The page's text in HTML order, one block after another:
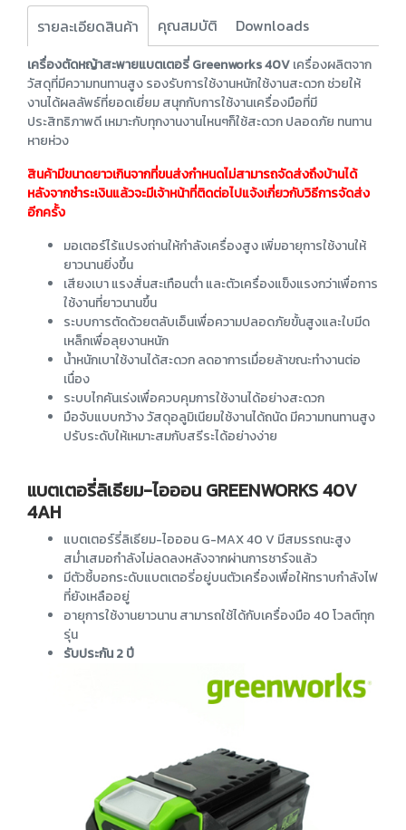
รายละเอียดสินค้า คุณสมบัติ Downloads
เครื่องตัดหญ้าสะพายแบตเตอรี่ Greenworks 40Vเครื่องผลิตจาก
วัสดุที่มีความทนทานสูง รองรับการใช้งานหนักใช้งานสะดวก ช่วยให้
งานได้ผลลัพธ์ที่ยอดเยี่ยม สนุกกับการใช้งานเครื่องมือที่มี
ประสิทธิภาพดี เหมาะกับทุกงานงานไหนๆก็ใช้สะดวก ปลอดภัย ทนทาน
หายห่วง
สินค้ามีขนาดยาวเกินจากที่ขนส่งกำหนดไม่สามารถจัดส่งถึงบ้านได้
หลังจากชำระเงินแล้วจะมีเจ้าหน้าที่ติดต่อไปแจ้งเกี่ยวกับวิธีการจัดส่ง
อีกครั้ง
มอเตอร์ไร้แปรงถ่านให้กำลังเครื่องสูง เพิ่มอายุการใช้งานให้
ยาวนานยิ่งขึ้น
เสียงเบา แรงสั่นสะเทือนต่ำ และตัวเครื่องแข็งแรงกว่าเพื่อการ
ใช้งานที่ยาวนานขึ้น
ระบบการตัดด้วยตลับเอ็นเพื่อความปลอดภัยขั้นสูงและใบมีด
เหล็กเพื่อลุยงานหนัก
น้ำหนักเบาใช้งานได้สะดวก ลดอาการเมื่อยล้าขณะทำงานต่อ
เนื่อง
ระบบไกคันเร่งเพื่อควบคุมการใช้งานได้อย่างสะดวก
มือจับแบบกว้าง วัสดุอลูมิเนียมใช้งานได้ถนัด มีความทนทานสูง
ปรับระดับให้เหมาะสมกับสรีระได้อย่างง่าย
แบตเตอรี่ลิเธียม-ไอออน GREENWORKS 40V
4AH
แบตเตอร์รี่ลิเธียม-ไอออน G-MAX 40 V มีสมรรถนะสูง
สม่ำเสมอกำลังไม่ลดลงหลังจากผ่านการชาร์จแล้ว
มีตัวชี้บอกระดับแบตเตอรี่อยู่บนตัวเครื่องเพื่อให้ทราบกำลังไฟ
ที่ยังเหลืออยู่
อายุการใช้งานยาวนาน สามารถใช้ได้กับเครื่องมือ 40 โวลต์ทุก
รุ่น
รับประกัน 2 ปี